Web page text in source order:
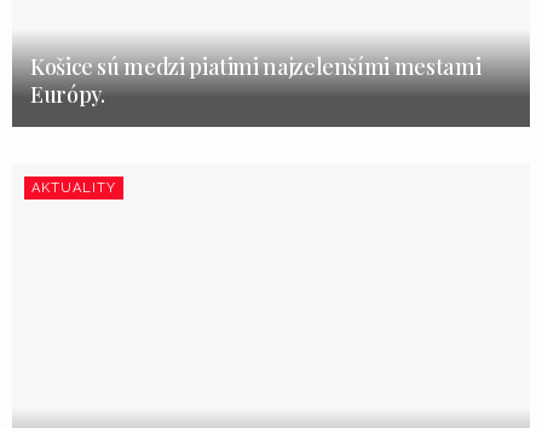
Košice sú medzi piatimi najzelenšími mestami
Európy.
AKTUALITY